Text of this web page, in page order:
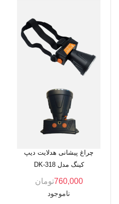
چراغ پیشانی هدلایت دیپ
کینگ مدل DK-318
760,000تومان
ناموجود